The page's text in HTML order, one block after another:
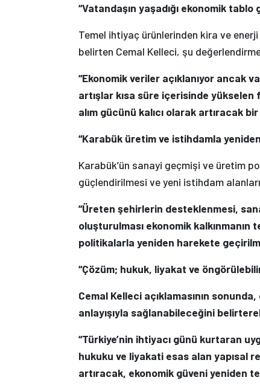
“Vatandaşın yaşadığı ekonomik tablo
Temel ihtiyaç ürünlerinden kira ve
belirten Cemal Kelleci, şu
“Ekonomik veriler açıklanıyor ancak
artışlar kısa süre içerisinde yükselen
alım gücünü kalıcı olarak artıracak
“Karabük üretim ve istihdamla
Karabük’ün sanayi geçmişi ve üretim
güçlendirilmesi ve yeni istihdam
“Üreten şehirlerin desteklenmesi,
oluşturulması ekonomik
politikalarla yeniden harekete
“Çözüm; hukuk, liyakat ve
Cemal Kelleci açıklamasının
anlayışıyla sağlanabileceğini
“Türkiye’nin ihtiyacı günü kurtaran
hukuku ve liyakati esas alan yapısal
artıracak, ekonomik güveni yeniden